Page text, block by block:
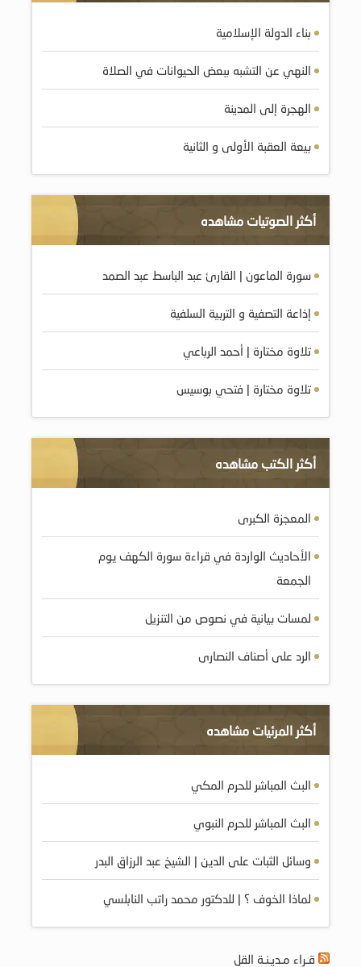
بناء الدولة الإسلامية
النهي عن التشبه ببعض الحيوانات في الصلاة
الهجرة إلى المدينة
بيعة العقبة الأولى و الثانية
أكثر الصوتيات مشاهده
سورة الماعون | القارئ عبد الباسط عبد الصمد
إذاعة التصفية و التربية السلفية
تلاوة مختارة | أحمد الرباعي
تلاوة مختارة | فتحي بوسيس
أكثر الكتب مشاهده
المعجزة الكبرى
الأحاديث الواردة في قراءة سورة الكهف يوم
الجمعة
لمسات بيانية في نصوص من التنزيل
الرد على أصناف النصارى
أكثر المرئيات مشاهده
البث المباشر للحرم المكي
البث المباشر للحرم النبوي
وسائل الثبات على الدين | الشيخ عبد الرزاق البدر
لماذا الخوف ؟ | للدكتور محمد راتب النابلسي
قـراء مـديـنـة القل